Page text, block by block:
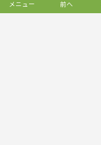
メニュー 前へ